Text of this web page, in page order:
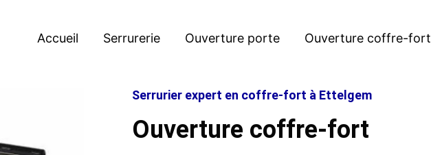
Accueil Serrurerie Ouverture porte Ouverture coffre-fort
Serrurier expert en coffre-fort à Ettelgem
Ouverture coffre-fort